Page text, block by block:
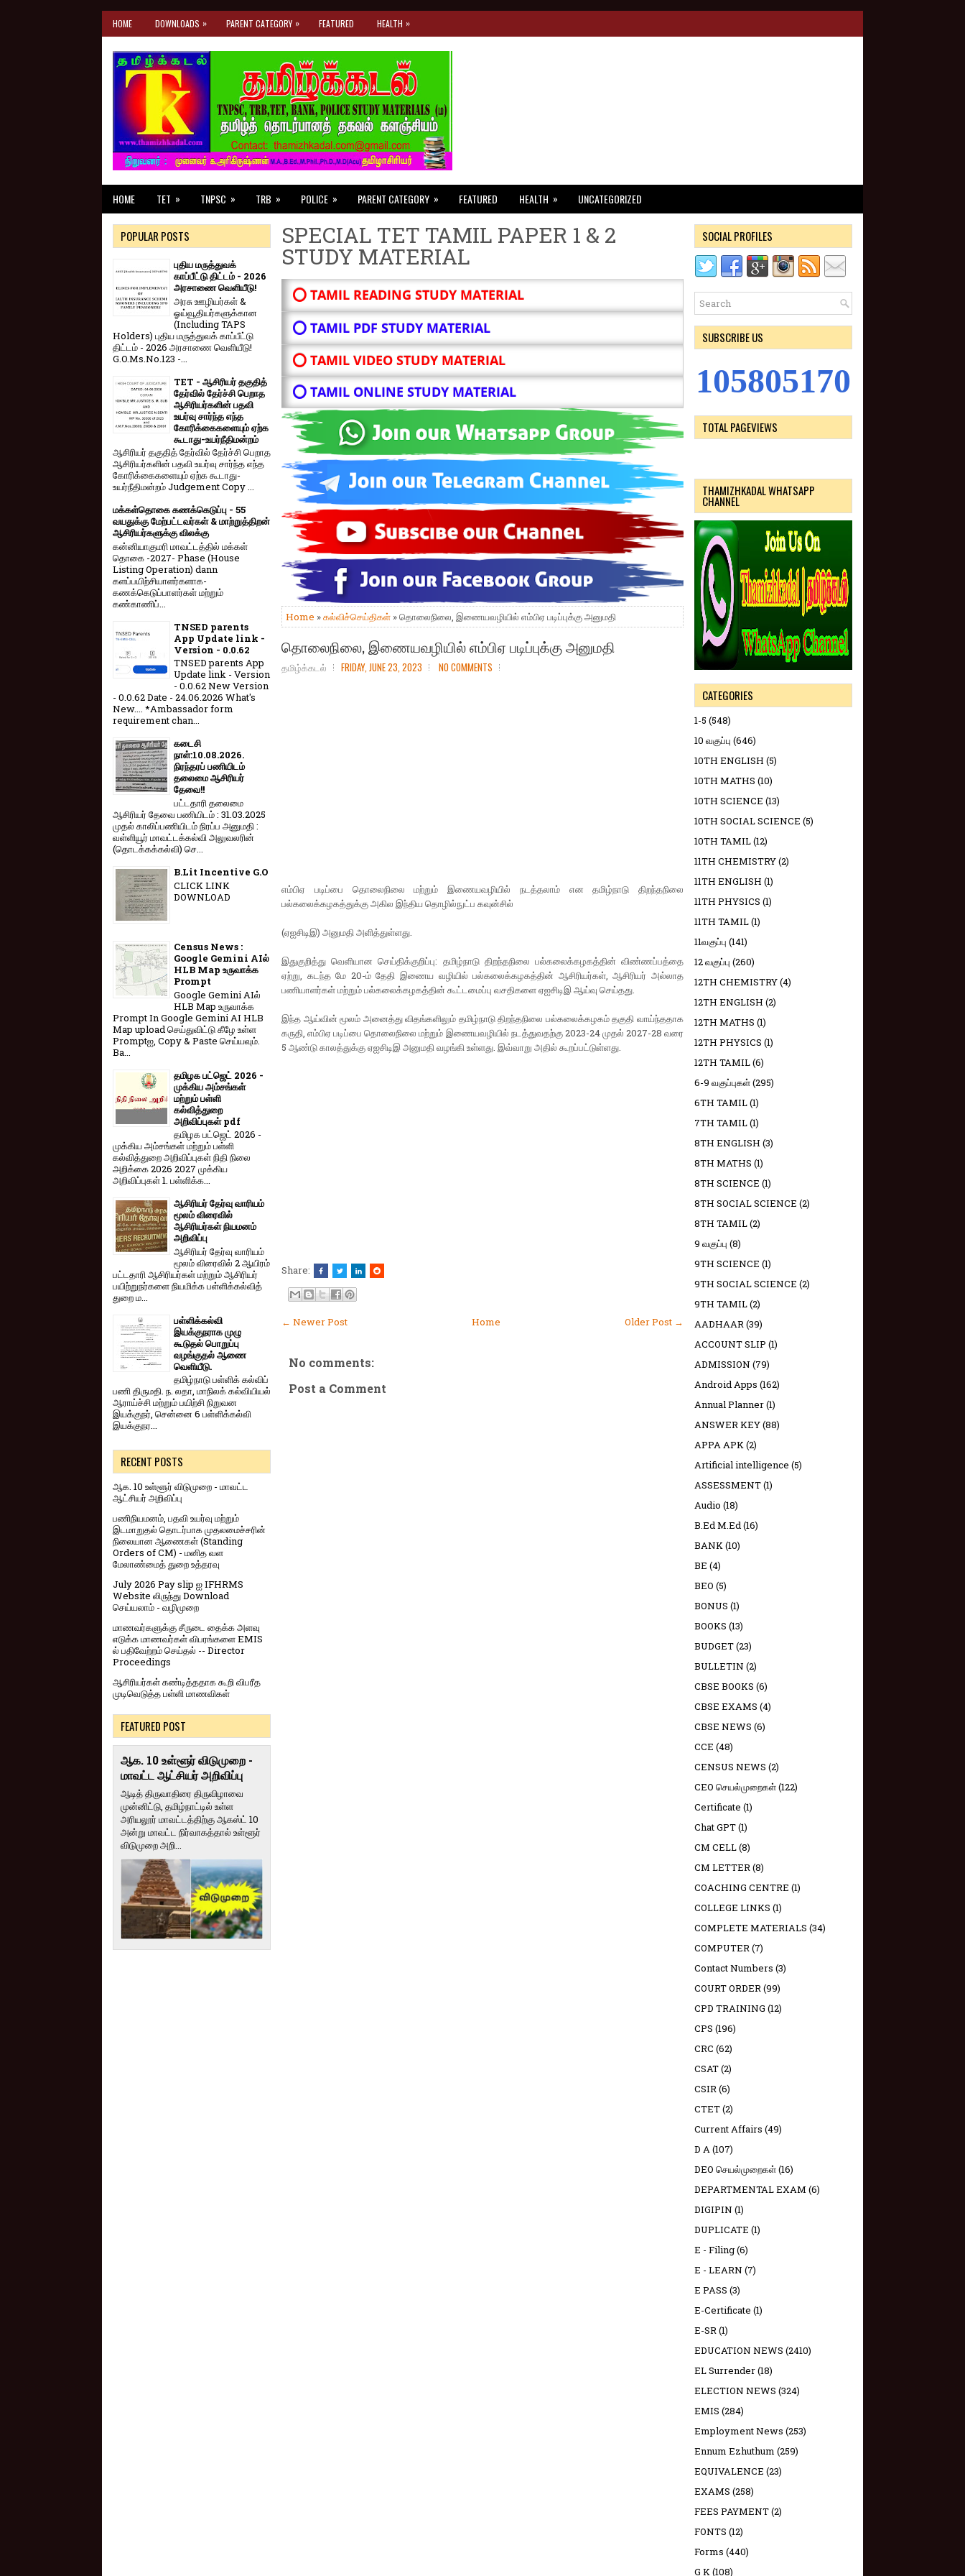
HOME DOWNLOADS » PARENT CATEGORY » FEATURED HEALTH »
HOME TET » TNPSC » TRB » POLICE » PARENT CATEGORY » FEATURED HEALTH » UNCATEGORIZED
SPECIAL TET TAMIL PAPER 1 & 2
STUDY MATERIAL
⭕ TAMIL READING STUDY MATERIAL
⭕ TAMIL PDF STUDY MATERIAL
⭕ TAMIL VIDEO STUDY MATERIAL
⭕ TAMIL ONLINE STUDY MATERIAL
Home »கல்விச்செய்திகள் » தொலைநிலை, இணையவழியில் எம்பிஏ படிப்புக்கு அனுமதி
தொலைநிலை, இணையவழியில் எம்பிஏ படிப்புக்கு அனுமதி
தமிழ்க்கடல் FRIDAY, JUNE 23, 2023 NO COMMENTS
எம்பிஏ படிப்பை தொலைநிலை மற்றும் இணையவழியில் நடத்தலாம் என தமிழ்நாடு திறந்தநிலை
பல்கலைக்கழகத்துக்கு அகில இந்திய தொழில்நுட்ப கவுன்சில்
(ஏஐசிடிஇ) அனுமதி அளித்துள்ளது.
இதுகுறித்து வெளியான செய்திக்குறிப்பு: தமிழ்நாடு திறந்தநிலை பல்கலைக்கழகத்தின் விண்ணப்பத்தை
ஏற்று, கடந்த மே 20-ம் தேதி இணைய வழியில் பல்கலைக்கழகத்தின் ஆசிரியர்கள், ஆசிரியர் அல்லாத
பணியாளர்கள் மற்றும் பல்கலைக்கழகத்தின் கூட்டமைப்பு வசதிகளை ஏஐசிடிஇ ஆய்வு செய்தது.
இந்த ஆய்வின் மூலம் அனைத்து விதங்களிலும் தமிழ்நாடு திறந்தநிலை பல்கலைக்கழகம் தகுதி வாய்ந்ததாக
கருதி, எம்பிஏ படிப்பை தொலைநிலை மற்றும் இணையவழியில் நடத்துவதற்கு 2023-24 முதல் 2027-28 வரை
5 ஆண்டு காலத்துக்கு ஏஐசிடிஇ அனுமதி வழங்கி உள்ளது. இவ்வாறு அதில் கூறப்பட்டுள்ளது.
Share:
← Newer Post Older Post →
Home
No comments:
Post a Comment
POPULAR POSTS
புதிய மருத்துவக்
காப்பீட்டு திட்டம் - 2026
அரசாணை வெளியீடு!
அரசு ஊழியர்கள் &
ஓய்வூதியர்களுக்கான
(Including TAPS
Holders) புதிய மருத்துவக் காப்பீட்டு
திட்டம் - 2026 அரசாணை வெளியீடு!
G.O.Ms.No.123 -...
TET - ஆசிரியர் தகுதித்
தேர்வில் தேர்ச்சி பெறாத
ஆசிரியர்களின் பதவி
உயர்வு சார்ந்த எந்த
கோரிக்கைகளையும் ஏற்க
கூடாது-உயர்நீதிமன்றம்
ஆசிரியர் தகுதித் தேர்வில் தேர்ச்சி பெறாத
ஆசிரியர்களின் பதவி உயர்வு சார்ந்த எந்த
கோரிக்கைகளையும் ஏற்க கூடாது-
உயர்நீதிமன்றம் Judgement Copy ...
மக்கள்தொகை கணக்கெடுப்பு - 55
வயதுக்கு மேற்பட்டவர்கள் & மாற்றுத்திறன்
ஆசிரியர்களுக்கு விலக்கு
கன்னியாகுமரி மாவட்டத்தில் மக்கள்
தொகை -2027- Phase (House
Listing Operation) dann
களப்பயிற்சியாளர்களாக-
கணக்கெடுப்பாளர்கள் மற்றும்
கண்காணிப்...
TNSED parents
App Update link -
Version - 0.0.62
TNSED parents App
Update link - Version
- 0.0.62 New Version
- 0.0.62 Date - 24.06.2026 What's
New.... *Ambassador form
requirement chan...
கடைசி
நாள்:10.08.2026.
நிரந்தரப் பணியிடம்
தலைமை ஆசிரியர்
தேவை!!
பட்டதாரி தலைமை
ஆசிரியர் தேவை பணியிடம் : 31.03.2025
முதல் காலிப்பணியிடம் நிரப்ப அனுமதி :
வள்ளியூர் மாவட்டக்கல்வி அலுவலரின்
(தொடக்கக்கல்வி) செ...
B.Lit Incentive G.O
CLICK LINK
DOWNLOAD
Census News :
Google Gemini AIல்
HLB Map உருவாக்க
Prompt
Google Gemini AIல்
HLB Map உருவாக்க
Prompt In Google Gemini AI HLB
Map upload செய்துவிட்டு கீழே உள்ள
Promptஐ, Copy & Paste செய்யவும்.
Ba...
தமிழக பட்ஜெட் 2026 -
முக்கிய அம்சங்கள்
மற்றும் பள்ளி
கல்வித்துறை
அறிவிப்புகள் pdf
தமிழக பட்ஜெட் 2026 -
முக்கிய அம்சங்கள் மற்றும் பள்ளி
கல்வித்துறை அறிவிப்புகள் நிதி நிலை
அறிக்கை 2026 2027 முக்கிய
அறிவிப்புகள் 1. பள்ளிக்க...
ஆசிரியர் தேர்வு வாரியம்
மூலம் விரைவில்
ஆசிரியர்கள் நியமனம்
அறிவிப்பு
ஆசிரியர் தேர்வு வாரி​யம்
மூலம் விரை​வில் 2 ஆயிரம்
பட்​ட​தாரி ஆசிரியர்​கள் மற்​றும் ஆசிரியர்
பயிற்றுநர்​களை நியமிக்க பள்​ளிக்​கல்​வித்​
துறை ம...
பள்ளிக்கல்வி
இயக்குநராக முழு
கூடுதல் பொறுப்பு
வழங்குதல் ஆணை
வெளியீடு.
தமிழ்நாடு பள்ளிக் கல்விப்
பணி திருமதி. ந. லதா, மாநிலக் கல்வியியல்
ஆராய்ச்சி மற்றும் பயிற்சி நிறுவன
இயக்குநர், சென்னை 6 பள்ளிக்கல்வி
இயக்குநர...
RECENT POSTS
ஆக. 10 உள்ளூர் விடுமுறை - மாவட்ட
ஆட்சியர் அறிவிப்பு
பணிநியமனம், பதவி உயர்வு மற்றும்
இடமாறுதல் தொடர்பாக முதலமைச்சரின்
நிலையான ஆணைகள் (Standing
Orders of CM) - மனித வள
மேலாண்மைத் துறை உத்தரவு
July 2026 Pay slip ஐ IFHRMS
Website லிருந்து Download
செய்யலாம் - வழிமுறை
மாணவர்களுக்கு சீருடை தைக்க அளவு
எடுக்க மாணவர்கள் விபரங்களை EMIS
ல் பதிவேற்றம் செய்தல் -- Director
Proceedings
ஆசிரியர்கள் கண்டித்ததாக கூறி விபரீத
முடிவெடுத்த பள்ளி மாணவிகள்
FEATURED POST
ஆக. 10 உள்ளூர் விடுமுறை -
மாவட்ட ஆட்சியர் அறிவிப்பு
ஆடித் திருவாதிரை திருவிழாவை
முன்னிட்டு, தமிழ்நாட்டில் உள்ள
அரியலூர் மாவட்டத்திற்கு ஆகஸ்ட் 10
அன்று மாவட்ட நிர்வாகத்தால் உள்ளூர்
விடுமுறை அறி...
SOCIAL PROFILES
SUBSCRIBE US
105805170
TOTAL PAGEVIEWS
THAMIZHKADAL WHATSAPP
CHANNEL
CATEGORIES
1-5 (548)
10 வகுப்பு (646)
10TH ENGLISH (5)
10TH MATHS (10)
10TH SCIENCE (13)
10TH SOCIAL SCIENCE (5)
10TH TAMIL(12)
11TH CHEMISTRY(2)
11TH ENGLISH (1)
11TH PHYSICS (1)
11TH TAMIL(1)
11வகுப்பு (141)
12 வகுப்பு (260)
12TH CHEMISTRY(4)
12TH ENGLISH (2)
12TH MATHS (1)
12TH PHYSICS (1)
12TH TAMIL(6)
6-9 வகுப்புகள்(295)
6TH TAMIL(1)
7TH TAMIL(1)
8TH ENGLISH (3)
8TH MATHS (1)
8TH SCIENCE (1)
8TH SOCIAL SCIENCE (2)
8TH TAMIL(2)
9 வகுப்பு (8)
9TH SCIENCE (1)
9TH SOCIAL SCIENCE (2)
9TH TAMIL(2)
AADHAAR(39)
ACCOUNT SLIP (1)
ADMISSION (79)
Android Apps (162)
Annual Planner(1)
ANSWER KEY(88)
APPA APK(2)
Artificial intelligence (5)
ASSESSMENT(1)
Audio (18)
B.Ed M.Ed(16)
BANK(10)
BE (4)
BEO (5)
BONUS (1)
BOOKS (13)
BUDGET(23)
BULLETIN (2)
CBSE BOOKS (6)
CBSE EXAMS (4)
CBSE NEWS (6)
CCE (48)
CENSUS NEWS (2)
CEO செயல்முறைகள்(122)
Certificate (1)
Chat GPT(1)
CM CELL(8)
CM LETTER(8)
COACHING CENTRE (1)
COLLEGE LINKS (1)
COMPLETE MATERIALS (34)
COMPUTER(7)
Contact Numbers (3)
COURT ORDER(99)
CPD TRAINING (12)
CPS (196)
CRC (62)
CSAT(2)
CSIR(6)
CTET(2)
Current Affairs (49)
D A(107)
DEO செயல்முறைகள்(16)
DEPARTMENTAL EXAM (6)
DIGIPIN (1)
DUPLICATE (1)
E - Filing(6)
E - LEARN (7)
E PASS (3)
E-Certificate (1)
E-SR(1)
EDUCATION NEWS (2410)
EL Surrender(18)
ELECTION NEWS (324)
EMIS (284)
Employment News (253)
Ennum Ezhuthum (259)
EQUIVALENCE (23)
EXAMS (258)
FEES PAYMENT(2)
FONTS (12)
Forms (440)
G K(108)